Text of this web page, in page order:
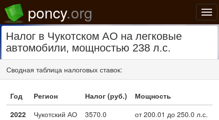
poncy.org
Налог в Чукотском АО на легковые
автомобили, мощностью 238 л.с.
Сводная таблица налоговых ставок:
Год Регион Налог (руб.)
Мощность
2022
Чукотский АО 3570.0
от 200.01 до 250.0 л.с.